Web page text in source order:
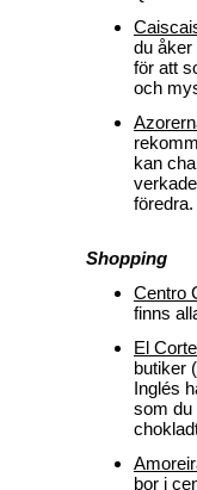
du åker
för att
och
kan
föredra.
Shopping
Centro
finns
El
butiker
Inglés
som
bor i